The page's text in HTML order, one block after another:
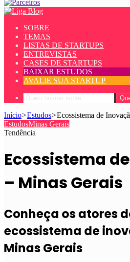
SOBRE
TEMAS
LISTAS DE STARTUPS
ENTREVISTAS
CASES DE STARTUPS
BAIXAR ESTUDOS
AVALIE SUA STARTUP
Início>Estudos>Ecossistema de
EstudosMinas Gerais
Tendência
Ecossistema
– Minas Gerais
Conheça os atores
ecossistema de
Minas Gerais